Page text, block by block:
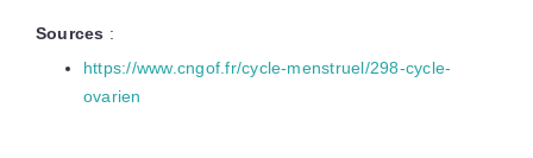
Sources :
https://www.cngof.fr/cycle-menstruel/298-cycle-
ovarien